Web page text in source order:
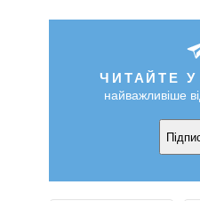
ЧИТАЙТЕ У
найважливіше